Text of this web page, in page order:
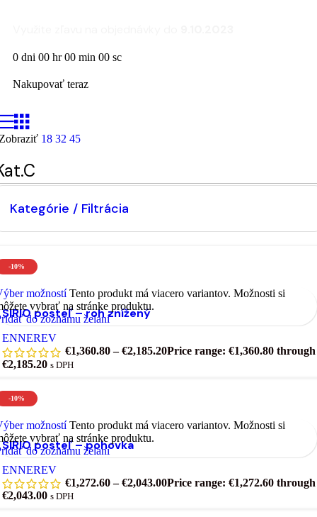
0 dni 00 hr00 min 00 sc
Nakupovať teraz
18 32 45
Kategórie / Filtrácia
-10%
možností Tento produkt má viacero variantov. Možnosti si
vybrať na stránke produktu.
do zoznamu želaní
SIRIO posteľ – roh znížený
ENNEREV
€1,360.80 – €2,185.20Price range: €1,360.80 through
€2,185.20 s DPH
-10%
možností Tento produkt má viacero variantov. Možnosti si
vybrať na stránke produktu.
do zoznamu želaní
SIRIO posteľ – pohovka
ENNEREV
€1,272.60 – €2,043.00Price range: €1,272.60 through
€2,043.00 s DPH